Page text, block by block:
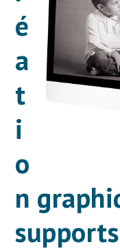
é
a
t
i
o
n